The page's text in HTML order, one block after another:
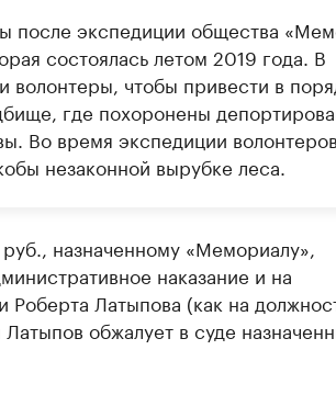
после экспедиции общества
состоялась летом 2019 года. В
волонтеры, чтобы привести в
где похоронены
Во время экспедиции
незаконной вырубке леса.
назначенному «Мемориалу»,
наказание и на
Роберта Латыпова (как на
обжалует в суде